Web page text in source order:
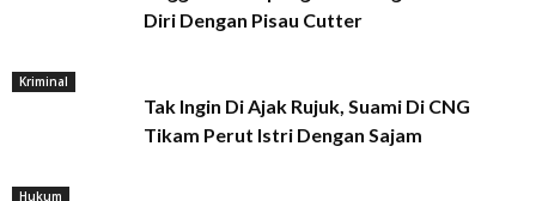
Diri Dengan Pisau Cutter
Kriminal
Tak Ingin Di Ajak Rujuk, Suami Di CNG
Tikam Perut Istri Dengan Sajam
Hukum